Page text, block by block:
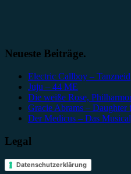
Neueste Beiträge.
Electric Callboy – Tanzneid
Juju – 44 ME
Die weiße Rose,
Gracie Abrams – Daughter
Der Medicus – Das
Legal
Datenschutzerklärung